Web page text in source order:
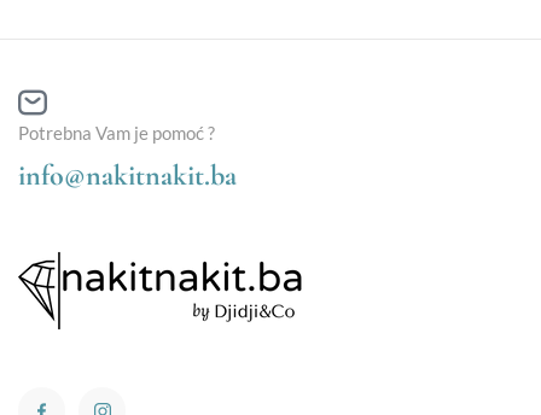
Potrebna Vam je pomoć ?
info@nakitnakit.ba